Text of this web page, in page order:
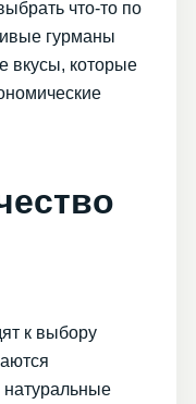
что-то по
гурманы
вкусы, которые
к выбору
натуральные